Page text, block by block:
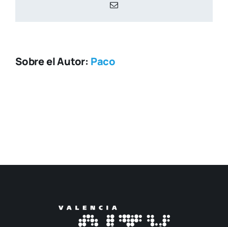
Correo
Sobre el Autor: Paco